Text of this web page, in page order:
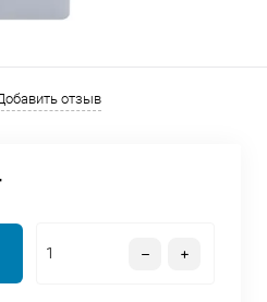
отзыв
вопросы?
02-51
plait.ru